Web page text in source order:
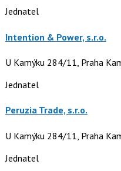
Jednatel
Intention & Power, s.r.o.
U Kamýku 284/11, Praha
Jednatel
Peruzia Trade, s.r.o.
U Kamýku 284/11, Praha
Jednatel